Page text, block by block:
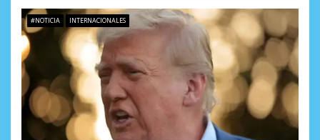
#NOTICIA INTERNACIONALES